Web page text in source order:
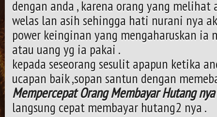
dengan anda , karena orang yang melihat
welas lan asih sehingga hati nurani nya
power keinginan yang mengaharuskan ia
atau uang yg ia pakai .
kepada seseorang sesulit apapun ketika
ucapan baik ,sopan santun dengan
Mempercepat Orang Membayar Hutang nya
langsung cepat membayar hutang2 nya .